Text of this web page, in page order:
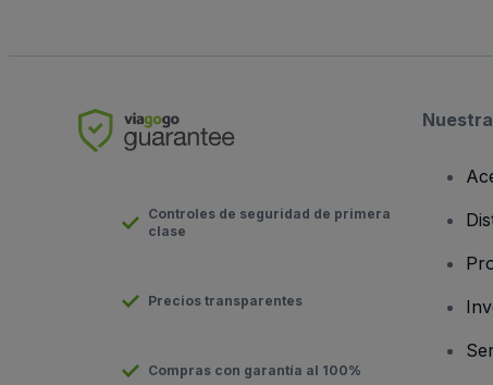
Controles de seguridad de primera
clase
Precios transparentes
Compras con garantía al 100%